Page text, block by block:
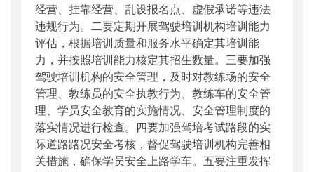
经营、挂靠经营、乱设报名点、虚假承诺等违法
违规行为。二要定期开展驾驶培训机构培训能力
评估，根据培训质量和服务水平确定其培训能
力，并按照培训能力核定其招生数量。三要加强
驾驶培训机构的安全管理，及时对教练场的安全
管理、教练员的安全执教行为、教练车的安全管
理、学员安全教育的实施情况、安全管理制度的
落实情况进行检查。四要加强驾培考试路段的实
际道路路况安全考核，督促驾驶培训机构完善相
关措施，确保学员安全上路学车。五要注重发挥